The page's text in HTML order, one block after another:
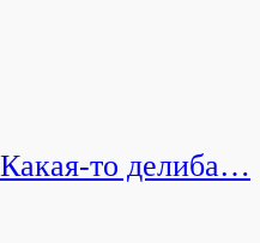
Какая-то делиба…